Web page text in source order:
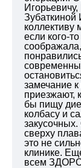
Зубаткиной
коллективу
если кого-
замечание
приезжают,
бы пищу
колбасу и
сверху
это не
клинике.
всем